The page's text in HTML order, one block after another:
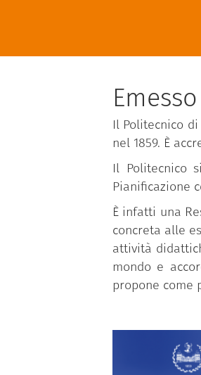
Il Politecnico
nel 1859. È
Il Politecnico
Pianificazione
È infatti una
concreta alle
attività
mondo e
propone come